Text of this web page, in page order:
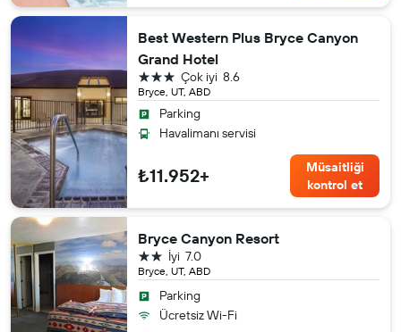
Best Western Plus Bryce Canyon
Grand Hotel
Bryce, UT, ABD
8.6
Çok iyi
3 yıldız
Parking
Havalimanı servisi
₺11.952+
Müsaitliği
kontrol et
Bryce Canyon Resort
Bryce, UT, ABD
7.0
İyi
2 yıldız
Parking
Ücretsiz Wi-Fi